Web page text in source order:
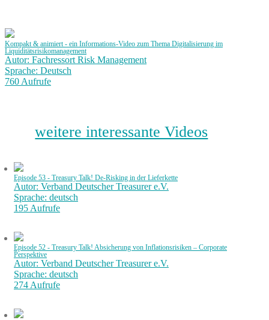
Kompakt & animiert - ein Informations-Video zum Thema Digitalisierung im
Liquiditätsrisikomanagement
Autor: Fachressort Risk Management
Sprache: Deutsch
760 Aufrufe
weitere interessante Videos
Episode 53 - Treasury Talk! De-Risking in der Lieferkette
Autor: Verband Deutscher Treasurer e.V.
Sprache: deutsch
195 Aufrufe
Episode 52 - Treasury Talk! Absicherung von Inflationsrisiken – Corporate
Perspektive
Autor: Verband Deutscher Treasurer e.V.
Sprache: deutsch
274 Aufrufe